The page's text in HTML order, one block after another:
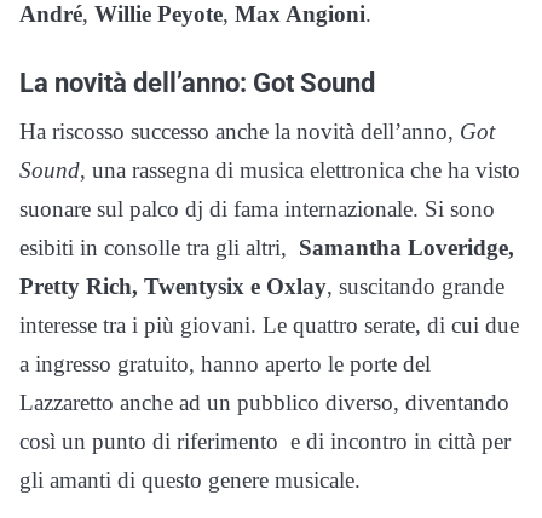
André, Willie Peyote, Max Angioni.
La novità dell’anno: Got Sound
Ha riscosso successo anche la novità dell’anno, Got
Sound, una rassegna di musica elettronica che ha visto
suonare sul palco dj di fama internazionale. Si sono
esibiti in consolle tra gli altri, Samantha Loveridge,
Pretty Rich, Twentysix e Oxlay, suscitando grande
interesse tra i più giovani. Le quattro serate, di cui due
a ingresso gratuito, hanno aperto le porte del
Lazzaretto anche ad un pubblico diverso, diventando
così un punto di riferimento e di incontro in città per
gli amanti di questo genere musicale.